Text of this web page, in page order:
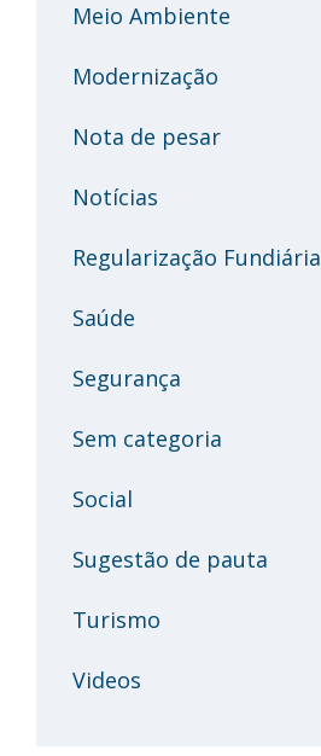
Meio Ambiente
Modernização
Nota de pesar
Notícias
Regularização Fundiária
Saúde
Segurança
Sem categoria
Social
Sugestão de pauta
Turismo
Videos